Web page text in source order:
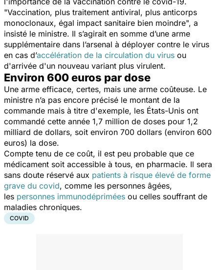
"Vaccination, plus traitement antiviral, plus anticorps
monoclonaux, égal impact sanitaire bien moindre", a
insisté le ministre. Il s’agirait en somme d’une arme
supplémentaire dans l’arsenal à déployer contre le virus
en cas d’accélération de la circulation du virus ou
d'arrivée d'un nouveau variant plus virulent.
Environ 600 euros par dose
Une arme efficace, certes, mais une arme coûteuse. Le
ministre n’a pas encore précisé le montant de la
commande mais à titre d'exemple, les États-Unis ont
commandé cette année 1,7 million de doses pour 1,2
milliard de dollars, soit environ 700 dollars (environ 600
euros) la dose.
Compte tenu de ce coût, il est peu probable que ce
médicament soit accessible à tous, en pharmacie. Il sera
sans doute réservé aux patients à risque élevé de forme
grave du covid, comme les personnes âgées,
les personnes immunodéprimées ou celles souffrant de
maladies chroniques.
COVID